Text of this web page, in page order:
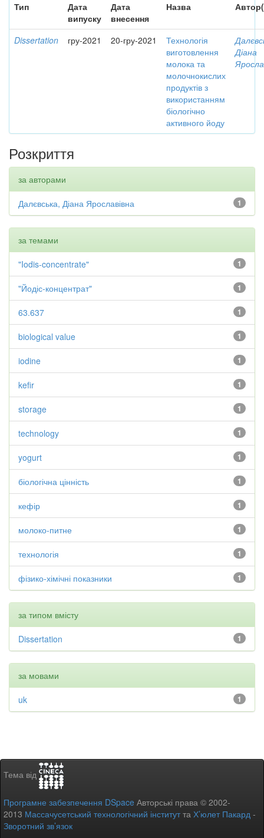
Тип
Дата
випуску
Дата
внесення
Назва
Dissertation гру-2021 20-гру-2021
Технологія
виготовлення
молока та
молочнокислих
продуктів з
використанням
біологічно
активного йоду
Діана
Розкриття
за авторами
1
Далєвська, Діана Ярославівна
за темами
1
"Iodis-concentrate"
1
"Йодіс-концентрат"
1
63.637
1
biological value
1
iodine
1
kefir
1
storage
1
technology
1
yogurt
1
біологічна цінність
1
кефір
1
молоко-питне
1
технологія
1
фізико-хімічні показники
за типом вмісту
1
Dissertation
за мовами
1
uk
Тема від
Програмне забезпечення DSpace Авторські права © 2002-
2013 Массачусетський технологічний інститутта Х’юлет Пакард -
Зворотний зв’язок